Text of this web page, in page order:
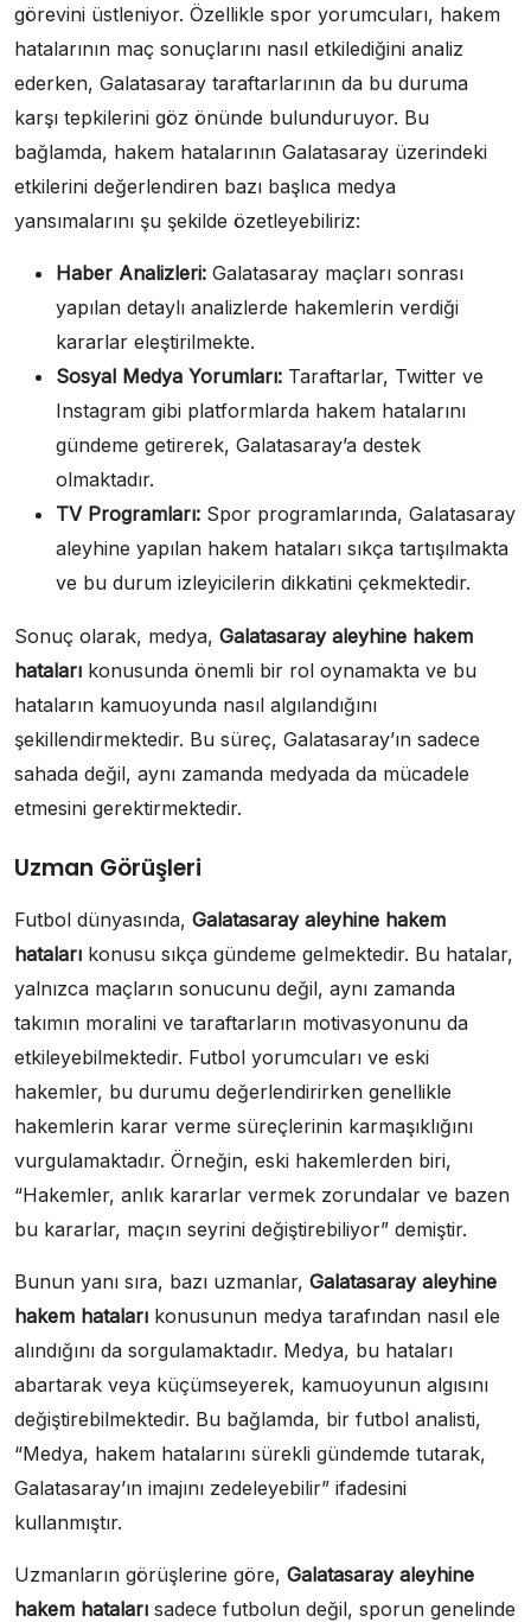
görevini üstleniyor. Özellikle spor yorumcuları, hakem
hatalarının maç sonuçlarını nasıl etkilediğini analiz
ederken, Galatasaray taraftarlarının da bu duruma
karşı tepkilerini göz önünde bulunduruyor. Bu
bağlamda, hakem hatalarının Galatasaray üzerindeki
etkilerini değerlendiren bazı başlıca medya
yansımalarını şu şekilde özetleyebiliriz:
Haber Analizleri: Galatasaray maçları sonrası
yapılan detaylı analizlerde hakemlerin verdiği
kararlar eleştirilmekte.
Sosyal Medya Yorumları: Taraftarlar, Twitter ve
Instagram gibi platformlarda hakem hatalarını
gündeme getirerek, Galatasaray’a destek
olmaktadır.
TV Programları: Spor programlarında, Galatasaray
aleyhine yapılan hakem hataları sıkça tartışılmakta
ve bu durum izleyicilerin dikkatini çekmektedir.
Sonuç olarak, medya, Galatasaray aleyhine hakem
hataları konusunda önemli bir rol oynamakta ve bu
hataların kamuoyunda nasıl algılandığını
şekillendirmektedir. Bu süreç, Galatasaray’ın sadece
sahada değil, aynı zamanda medyada da mücadele
etmesini gerektirmektedir.
Uzman Görüşleri
Futbol dünyasında, Galatasaray aleyhine hakem
hataları konusu sıkça gündeme gelmektedir. Bu hatalar,
yalnızca maçların sonucunu değil, aynı zamanda
takımın moralini ve taraftarların motivasyonunu da
etkileyebilmektedir. Futbol yorumcuları ve eski
hakemler, bu durumu değerlendirirken genellikle
hakemlerin karar verme süreçlerinin karmaşıklığını
vurgulamaktadır. Örneğin, eski hakemlerden biri,
“Hakemler, anlık kararlar vermek zorundalar ve bazen
bu kararlar, maçın seyrini değiştirebiliyor” demiştir.
Bunun yanı sıra, bazı uzmanlar, Galatasaray aleyhine
hakem hataları konusunun medya tarafından nasıl ele
alındığını da sorgulamaktadır. Medya, bu hataları
abartarak veya küçümseyerek, kamuoyunun algısını
değiştirebilmektedir. Bu bağlamda, bir futbol analisti,
“Medya, hakem hatalarını sürekli gündemde tutarak,
Galatasaray’ın imajını zedeleyebilir” ifadesini
kullanmıştır.
Uzmanların görüşlerine göre, Galatasaray aleyhine
hakem hataları sadece futbolun değil, sporun genelinde